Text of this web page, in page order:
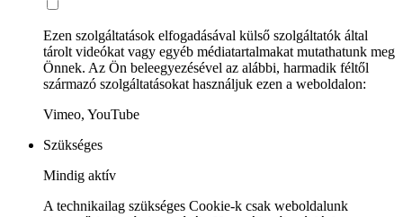
Ezen szolgáltatások elfogadásával külső szolgáltatók által
tárolt videókat vagy egyéb médiatartalmakat mutathatunk meg
Önnek. Az Ön beleegyezésével az alábbi, harmadik féltől
származó szolgáltatásokat használjuk ezen a weboldalon:
Vimeo, YouTube
Szükséges
Mindig aktív
A technikailag szükséges Cookie-k csak weboldalunk